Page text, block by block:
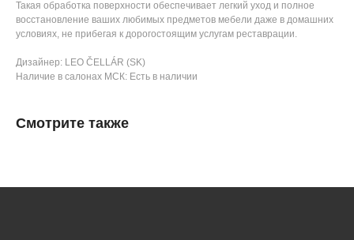
Такая обработка поверхности обеспечивает легкий уход и полное
восстановление ваших любимых предметов мебели даже в домашних
условиях, не прибегая к дорогостоящим услугам реставрации.
Дизайнер: LEO ČELLÁR (SK)
Наличие в салонах МСК: Eсть в наличии
Смотрите также